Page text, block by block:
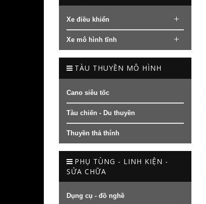
Xe điều khiển
Xe mô hình tĩnh
TÀU THUYỀN MÔ HÌNH
Cano siêu tốc
Tàu chiến - Du thuyền
Thuyền thả thính
PHỤ TÙNG - LINH KIỆN -
SỬA CHỮA
Dụng cụ - đồ nghề